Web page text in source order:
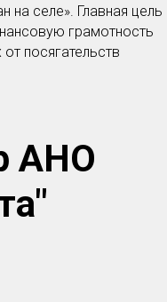
на селе». Главная цель
грамотность
посягательств
АНО